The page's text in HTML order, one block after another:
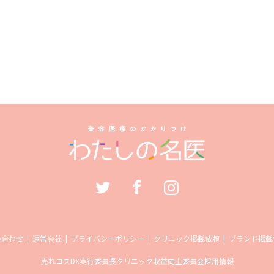
わせ 運営会社 プライバシーポリシー クリニック掲載依頼 ブランド掲
売れコスDX実行委員長クリニック収益向上委員会採用情報